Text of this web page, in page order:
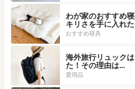
わが家のおすすめ
キリさを手に入れた
おすすめ寝具
海外旅行リュック
た！その理由は…
愛用品